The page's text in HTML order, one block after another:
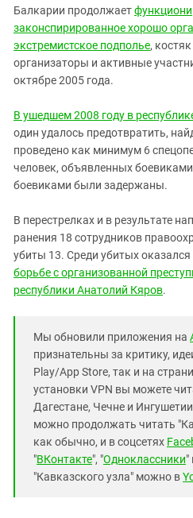
Балкарии продолжает
законспирированное хорошо
экстремистское подполье,
организаторы и активные
октябре 2005 года.
В ушедшем 2008 году в
один удалось предотвратить,
проведено как минимум 6
человек, объявленных
боевиками были задержаны.
В перестрелках и в результате
ранения 18 сотрудников
убиты 13. Среди убитых оказался
борьбе с организованной
республики Анатолий Кяров.
Мы обновили приложения на
признательны за критику,
Play/App Store, так и на
установки VPN вы можете
Дагестане, Чечне и
можно продолжать читать
как обычно, и в соцсетях
"ВКонтакте", "Одноклассники"
"Кавказского узла" можно в